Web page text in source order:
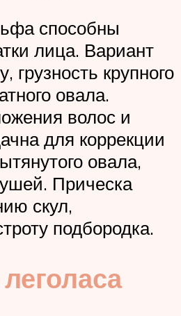
способны
лица. Вариант
грузность крупного
овала.
волос и
для коррекции
овала,
Прическа
скул,
подбородка.